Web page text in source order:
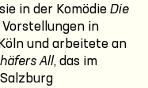
in der Komödie Die
in
und arbeitete an
All, das im